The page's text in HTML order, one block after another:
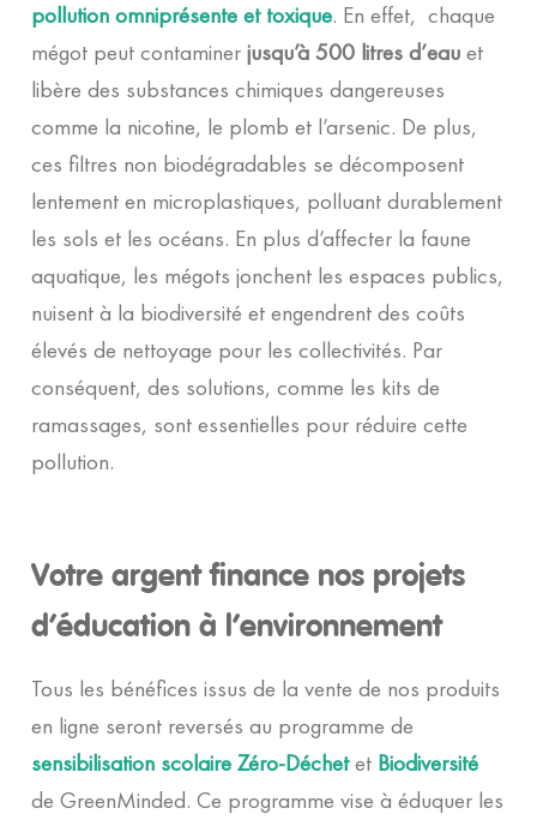
pollution omniprésente et toxique. En effet, chaque
mégot peut contaminerjusqu’à 500 litres d’eau et
libère des substances chimiques dangereuses
comme la nicotine, le plomb et l’arsenic. De plus,
ces filtres non biodégradables se décomposent
lentement en microplastiques, polluant durablement
les sols et les océans. En plus d’affecter la faune
aquatique, les mégots jonchent les espaces publics,
nuisent à la biodiversité et engendrent des coûts
élevés de nettoyage pour les collectivités. Par
conséquent, des solutions, comme les kits de
ramassages, sont essentielles pour réduire cette
pollution.
Votre argent finance nos projets
d’éducation à l’environnement
Tous les bénéfices issus de la vente de nos produits
en ligne seront reversés au programme de
sensibilisation scolaire Zéro-Déchetet Biodiversité
de GreenMinded. Ce programme vise à éduquer les